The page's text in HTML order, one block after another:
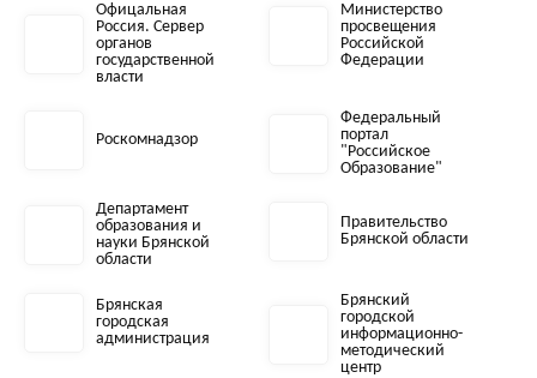
Офицальная
Россия. Сервер
органов
государственной
власти
Министерство
просвещения
Российской
Федерации
Роскомнадзор
Федеральный
портал
"Российское
Образование"
Департамент
образования и
науки Брянской
области
Правительство
Брянской области
Брянская
городская
администрация
Брянский
городской
информационно-
методический
центр